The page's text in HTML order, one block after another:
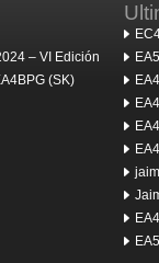
– VI Edición
(SK)